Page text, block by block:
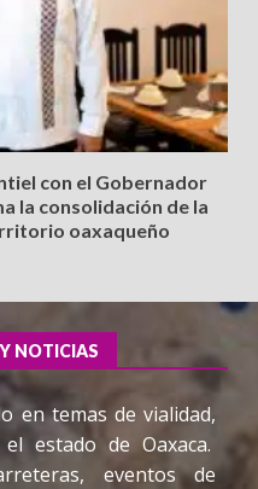
con el Gobernador
la consolidación de la
oaxaqueño
NOTICIAS
en temas de vialidad,
estado de Oaxaca.
eventos de